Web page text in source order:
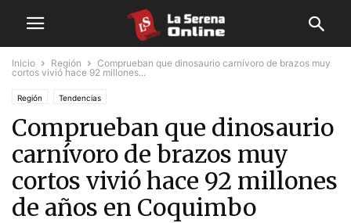
Inicio Región
Comprueban que dinosaurio carnívoro de brazos muy
cortos vivió hace 92 millones...
Región Tendencias
Comprueban que dinosaurio
carnívoro de brazos muy
cortos vivió hace 92 millones
de años en Coquimbo